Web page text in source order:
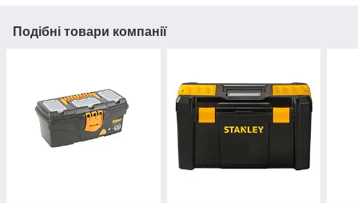
Подібні товари компанії